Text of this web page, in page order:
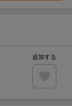
追加する